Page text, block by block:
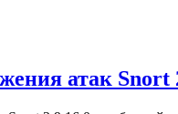
атак Snort